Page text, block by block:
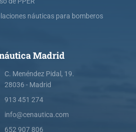
náuticas para bomberos
Madrid
C. Menéndez Pidal, 19.
28036 - Madrid
913 451 274
info@cenautica.com
652 907 806